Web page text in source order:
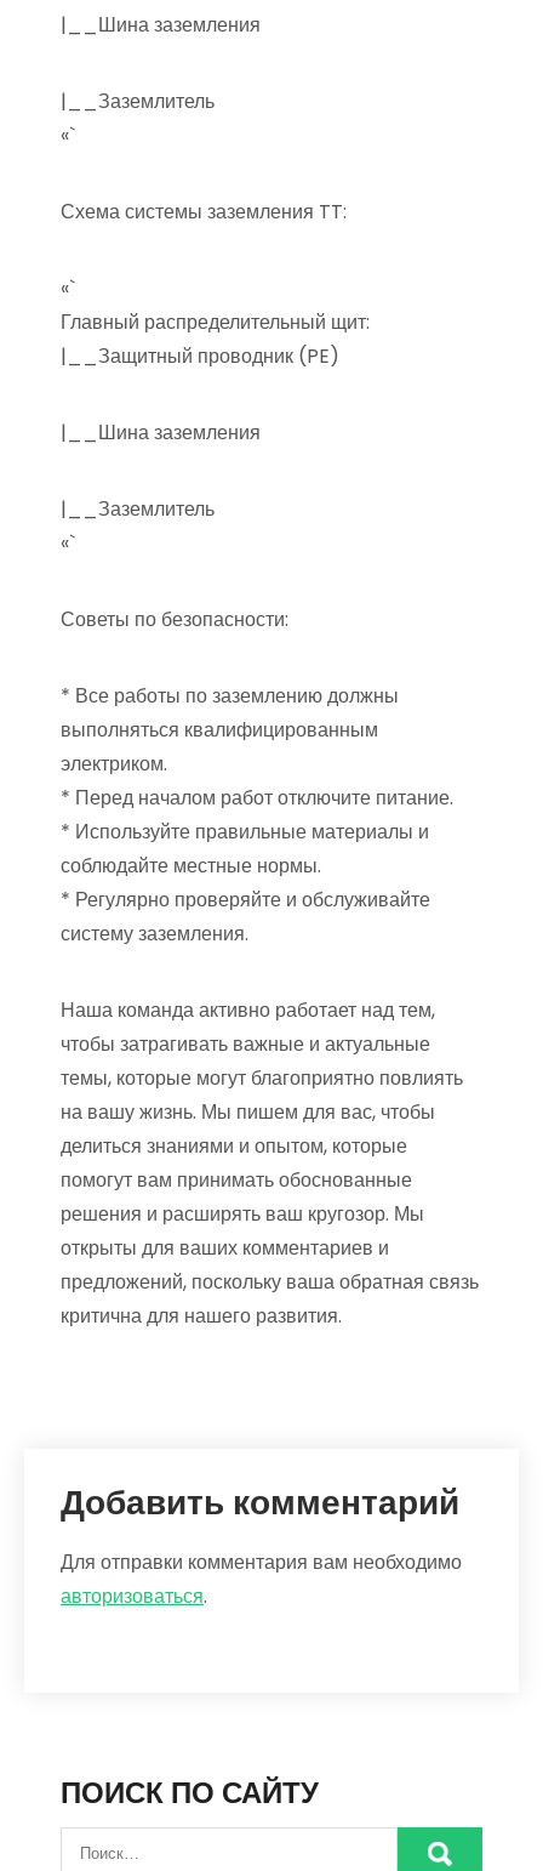
|__Шина заземления
|__Заземлитель
«`
Схема системы заземления TT:
«`
Главный распределительный щит:
|__Защитный проводник (PE)
|__Шина заземления
|__Заземлитель
«`
Советы по безопасности:
* Все работы по заземлению должны
выполняться квалифицированным
электриком.
* Перед началом работ отключите питание.
* Используйте правильные материалы и
соблюдайте местные нормы.
* Регулярно проверяйте и обслуживайте
систему заземления.
Наша команда активно работает над тем,
чтобы затрагивать важные и актуальные
темы, которые могут благоприятно повлиять
на вашу жизнь. Мы пишем для вас, чтобы
делиться знаниями и опытом, которые
помогут вам принимать обоснованные
решения и расширять ваш кругозор. Мы
открыты для ваших комментариев и
предложений, поскольку ваша обратная связь
критична для нашего развития.
Добавить комментарий
Для отправки комментария вам необходимо
авторизоваться.
ПОИСК ПО САЙТУ